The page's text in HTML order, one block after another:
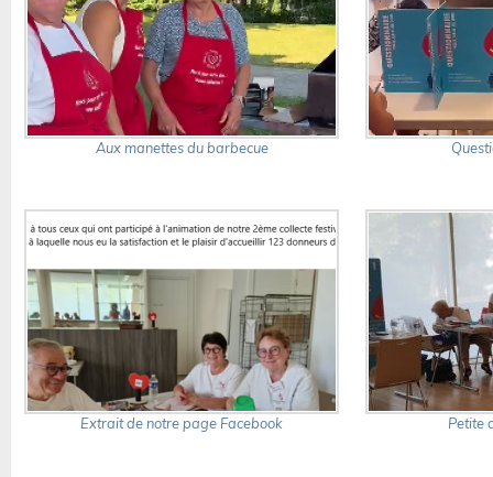
Aux manettes du barbecue
Extrait de notre page Facebook Petite